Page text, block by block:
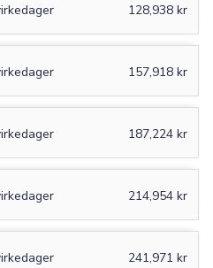
128,938 kr
157,918 kr
187,224 kr
214,954 kr
241,971 kr